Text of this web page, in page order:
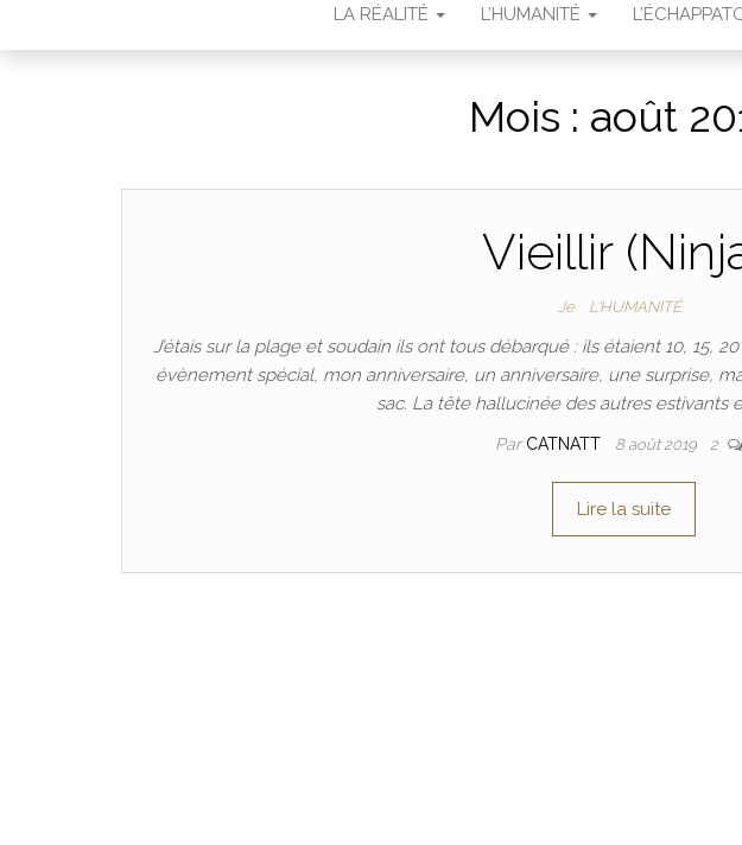
LA RÉALITÉ L’HUMANITÉ
Mois : août
Vieillir
Je L'HUMANITÉ
J’étais sur la plage et soudain ils ont tous débarqué : ils étaient 10, 15,
évènement spécial, mon anniversaire, un anniversaire, une surprise,
sac. La tête hallucinée des autres estivants
Par CATNATT 8 août 2019 2
Lire la suite